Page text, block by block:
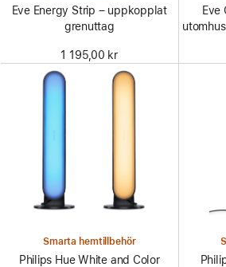
Eve Energy Strip – uppkopplat
grenuttag
1 195,00 kr
Eve
Smarta hemtillbehör
Philips Hue White and Color